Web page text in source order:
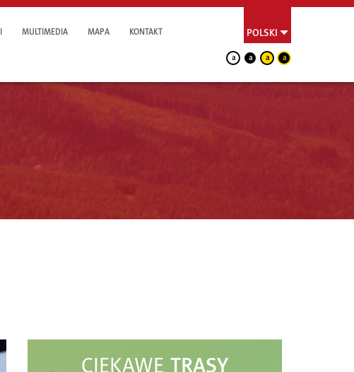
POLSKI
a a a a
MULTIMEDIA MAPA KONTAKT
CIEKAWE TRASY